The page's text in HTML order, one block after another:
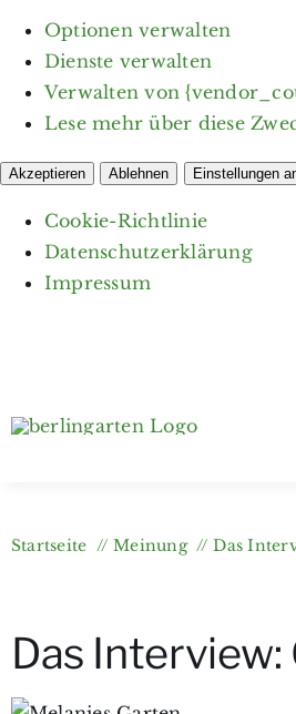
Optionen verwalten
Dienste verwalten
Verwalten von
Lese mehr über diese
Akzeptieren Ablehnen Einstellungen
Cookie-Richtlinie
Datenschutzerklärung
Impressum
Startseite Meinung Das
Das